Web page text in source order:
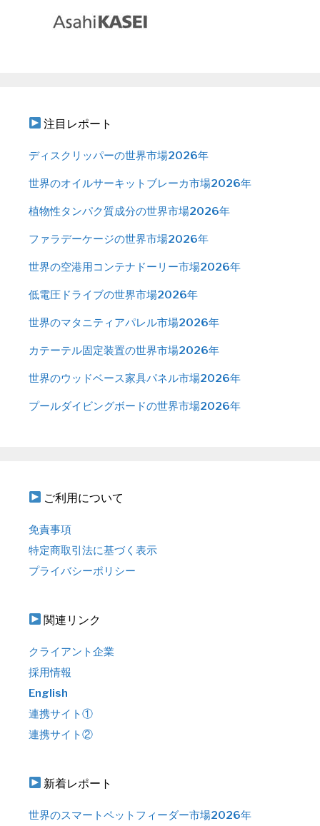
注目レポート
ディスクリッパーの世界市場2026年
世界のオイルサーキットブレーカ市場2026年
植物性タンパク質成分の世界市場2026年
ファラデーケージの世界市場2026年
世界の空港用コンテナドーリー市場2026年
低電圧ドライブの世界市場2026年
世界のマタニティアパレル市場2026年
カテーテル固定装置の世界市場2026年
世界のウッドベース家具パネル市場2026年
プールダイビングボードの世界市場2026年
ご利用について
免責事項
特定商取引法に基づく表示
プライバシーポリシー
関連リンク
クライアント企業
採用情報
English
連携サイト①
連携サイト②
新着レポート
世界のスマートペットフィーダー市場2026年